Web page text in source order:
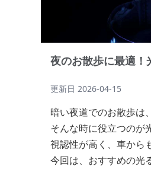
夜のお散歩に最適！
更新日 2026-04-15
暗い夜道でのお散歩は
そんな時に役立つのが
視認性が高く、車から
今回は、おすすめの光